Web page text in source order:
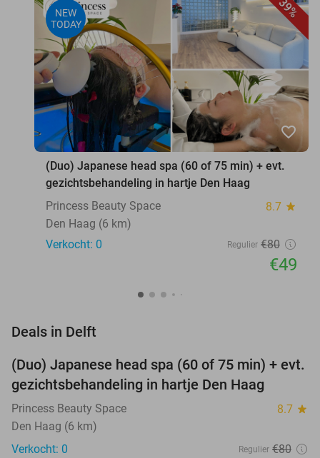
39%
NEW
TODAY
favorite_border
(Duo) Japanese head spa (60 of 75 min) + evt.
gezichtsbehandeling in hartje Den Haag
Princess Beauty Space
8.7 star
Den Haag (6 km)
Verkocht: 0
Regulier €80
€49
Deals in Delft
39%
NEW
TODAY
(Duo) Japanese head spa (60 of 75 min) + evt.
gezichtsbehandeling in hartje Den Haag
Princess Beauty Space 8.7 star
Den Haag (6 km)
Verkocht: 0
Regulier €80